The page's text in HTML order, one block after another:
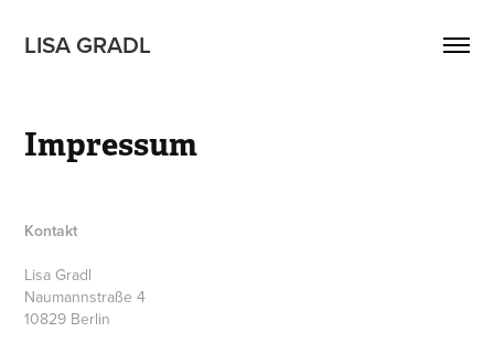
LISA GRADL
Impressum
Kontakt
Lisa Gradl
Naumannstraße 4
10829 Berlin